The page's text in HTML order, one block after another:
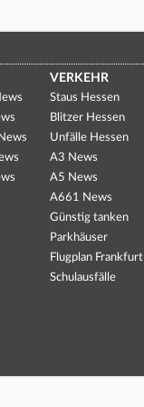
VERKEHR
Staus Hessen
Blitzer Hessen
Unfälle Hessen
A3 News
A5 News
A661 News
Günstig tanken
Parkhäuser
Flugplan Frankfurt
Schulausfälle